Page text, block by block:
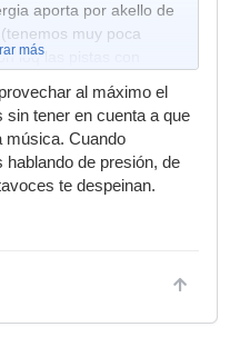
aporta por akello de
muy poca
loq las pistas con
nos podemos hacer
tema
más
al máximo el
sin tener en cuenta a que
música. Cuando
hablando de presión, de
te despeinan.